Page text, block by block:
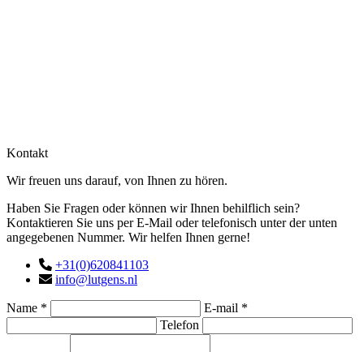
Kontakt
Wir freuen uns darauf, von Ihnen zu hören.
Haben Sie Fragen oder können wir Ihnen behilflich sein?
Kontaktieren Sie uns per E-Mail oder telefonisch unter der unten
angegebenen Nummer. Wir helfen Ihnen gerne!
+31(0)620841103
info@lutgens.nl
Name *
E-mail *
Telefon